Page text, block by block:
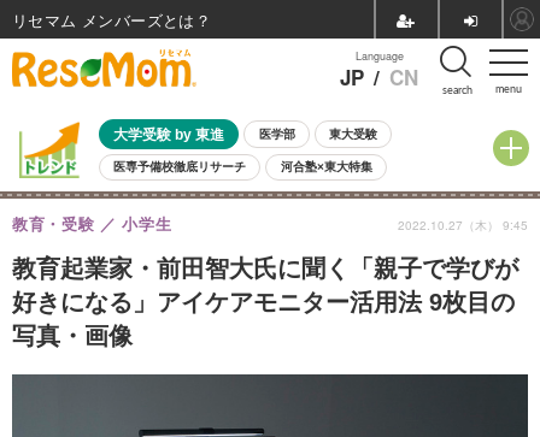
menu
Language
JP / CN search
大学受験 by 東進 医学部 東大受験
医専予備校徹底リサーチ 河合塾×東大特集
親子で考える大学選び 高校受験 中学受験 小学校受験
共通テスト 夏休み
8月開催イベント・WS 全国公立高校 過去問 人気記事
自由研究教材（小学生向け） 自由研究教材（中学生向け） ランキング
教育起業家・前田智大氏に聞く「親子で学びが
好きになる」アイケアモニター活用法 9枚目の
写真・画像
教育・受験 小学生 2022.10.27（木） 9:45
リセマム メンバーズ